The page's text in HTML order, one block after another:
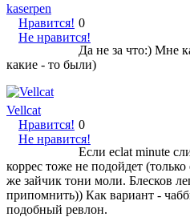
kaserpen
Нравится!
Не нравится!
0
Да не за что:) Мне
какие - то были)
Vellcat
Нравится!
Не нравится!
0
Если eclat minute
коррес тоже не подойдет
же зайчик тони моли. Блесков
припомнить)) Как вариант -
подобный ревлон.